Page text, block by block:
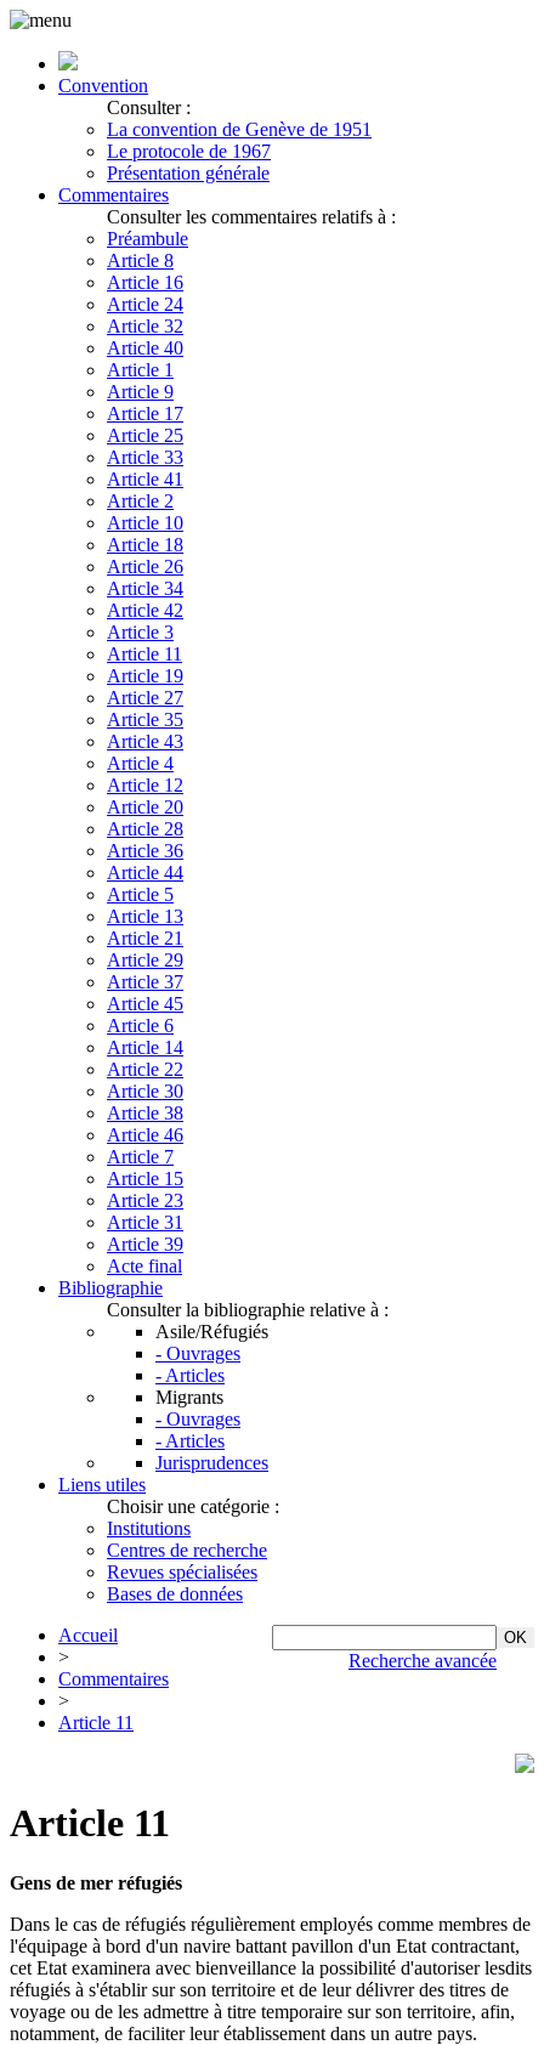
Convention
Consulter :
La convention de Genève de 1951
Le protocole de 1967
Présentation générale
Commentaires
Consulter les commentaires relatifs à :
Préambule
Article 8
Article 16
Article 24
Article 32
Article 40
Article 1
Article 9
Article 17
Article 25
Article 33
Article 41
Article 2
Article 10
Article 18
Article 26
Article 34
Article 42
Article 3
Article 11
Article 19
Article 27
Article 35
Article 43
Article 4
Article 12
Article 20
Article 28
Article 36
Article 44
Article 5
Article 13
Article 21
Article 29
Article 37
Article 45
Article 6
Article 14
Article 22
Article 30
Article 38
Article 46
Article 7
Article 15
Article 23
Article 31
Article 39
Acte final
Bibliographie
Consulter la bibliographie relative à :
Asile/Réfugiés
- Ouvrages
- Articles
Migrants
- Ouvrages
- Articles
Jurisprudences
Liens utiles
Choisir une catégorie :
Institutions
Centres de recherche
Revues spécialisées
Bases de données
Recherche avancée
Accueil
>
Commentaires
>
Article 11
Article 11
Gens de mer réfugiés
Dans le cas de réfugiés régulièrement employés comme membres de
l'équipage à bord d'un navire battant pavillon d'un Etat contractant,
cet Etat examinera avec bienveillance la possibilité d'autoriser lesdits
réfugiés à s'établir sur son territoire et de leur délivrer des titres de
voyage ou de les admettre à titre temporaire sur son territoire, afin,
notamment, de faciliter leur établissement dans un autre pays.